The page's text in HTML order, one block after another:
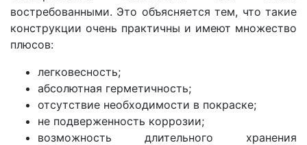
востребованными. Это объясняется тем, что такие
конструкции очень практичны и имеют множество
плюсов:
легковесность;
абсолютная герметичность;
отсутствие необходимости в покраске;
не подверженность коррозии;
возможность длительного хранения